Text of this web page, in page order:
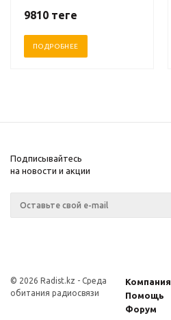
9810 теңге
ПОДРОБНЕЕ
Подписывайтесь
на новости и акции
© 2026 Radist.kz - Среда
обитания радиосвязи
Компания
Помощь
Форум